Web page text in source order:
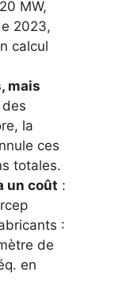
MW,
2023,
calcul
mais
des
la
ces
totales.
un coût :
:
de
en